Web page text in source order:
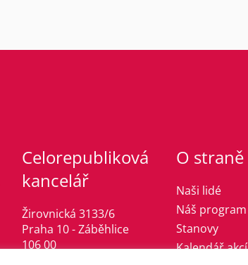
Celorepubliková
kancelář
Žirovnická 3133/6
Praha 10 - Záběhlice
106 00
O straně
Naši lidé
Náš program
Stanovy
Kalendář akcí